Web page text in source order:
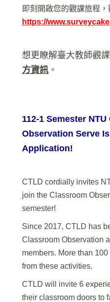
即刻開啟您的觀課旅程，
https://
想更瞭解臺大教師觀
方資訊。
112-1 Semester
Observation Serve
Application!
CTLD cordially invites
join the Classroom
semester!
Since 2017, CTLD has
Classroom Observation
members. More than
from these activities.
CTLD will invite 6
their classroom doors to